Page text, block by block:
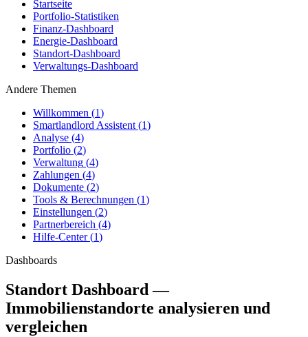
Startseite
Portfolio-Statistiken
Finanz-Dashboard
Energie-Dashboard
Standort-Dashboard
Verwaltungs-Dashboard
Andere Themen
Willkommen (1)
Smartlandlord Assistent (1)
Analyse (4)
Portfolio (2)
Verwaltung (4)
Zahlungen (4)
Dokumente (2)
Tools & Berechnungen (1)
Einstellungen (2)
Partnerbereich (4)
Hilfe-Center(1)
Dashboards
Standort Dashboard —
Immobilienstandorte analysieren und
vergleichen